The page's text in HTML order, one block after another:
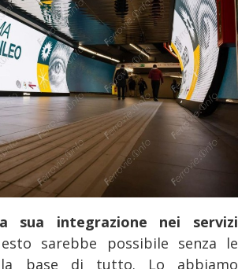
sua integrazione nei servizi
sarebbe possibile senza le
base di tutto. Lo abbiamo